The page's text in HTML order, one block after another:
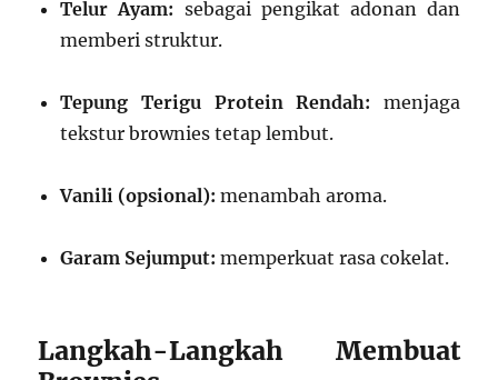
Telur Ayam: sebagai pengikat adonan dan
memberi struktur.
Tepung Terigu Protein Rendah: menjaga
tekstur brownies tetap lembut.
Vanili (opsional): menambah aroma.
Garam Sejumput: memperkuat rasa cokelat.
Langkah-Langkah Membuat